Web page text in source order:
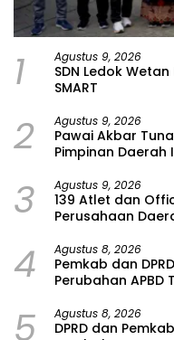
1 Agustus 9, 2026
SDN Ledok
SMART
2 Agustus 9, 2026
Pawai Akbar
Pimpinan Daerah
3 Agustus 9, 2026
139 Atlet dan
Perusahaan
4 Agustus 8, 2026
Pemkab dan
Perubahan
5 Agustus 8, 2026
DPRD dan